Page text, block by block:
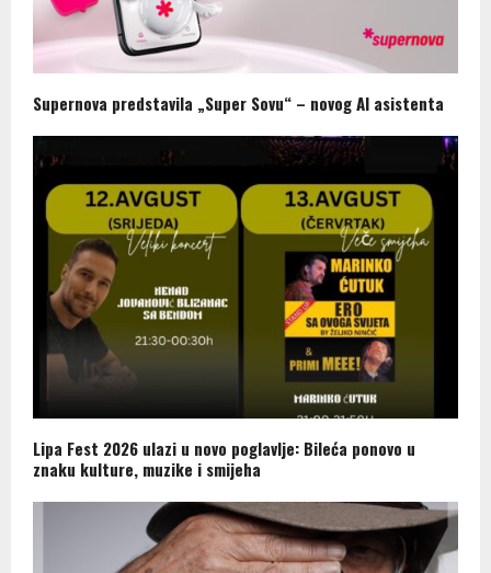
Supernova predstavila „Super Sovu“ – novog AI asistenta
Lipa Fest 2026 ulazi u novo poglavlje: Bileća ponovo u
znaku kulture, muzike i smijeha